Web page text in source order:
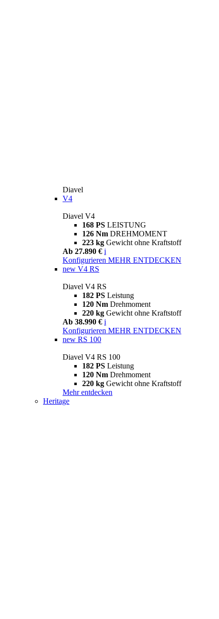
Diavel
V4
Diavel V4
168 PS LEISTUNG
126 Nm DREHMOMENT
223 kg Gewicht ohne Kraftstoff
Ab 27.890 € i
Konfigurieren MEHR ENTDECKEN
new V4 RS
Diavel V4 RS
182 PS Leistung
120 Nm Drehmoment
220 kg Gewicht ohne Kraftstoff
Ab 38.990 € i
Konfigurieren MEHR ENTDECKEN
new RS 100
Diavel V4 RS 100
182 PS Leistung
120 Nm Drehmoment
220 kg Gewicht ohne Kraftstoff
Mehr entdecken
Heritage